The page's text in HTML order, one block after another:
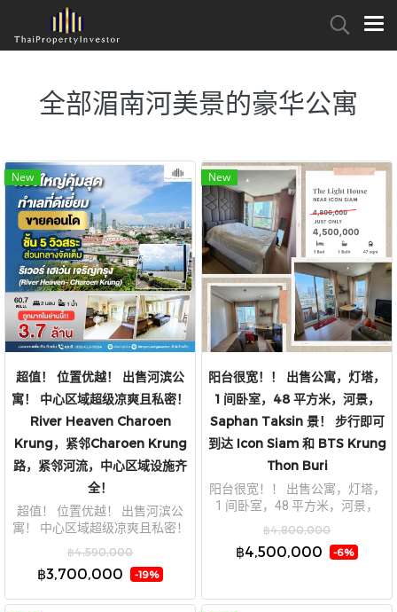
全部湄南河美景的豪华公寓
New
超值！ 位置优越！ 出售河滨公
寓！ 中心区域超级凉爽且私密！
River Heaven Charoen
Krung，紧邻Charoen Krung
路，紧邻河流，中心区域设施齐
全！
超值！ 位置优越！ 出售河滨公
寓！ 中心区域超级凉爽且私密！
紧邻Charoen Krung路，紧邻河
流，中心区域设施齐全！
฿4,590,000
฿3,700,000 -19%
New
阳台很宽！！ 出售公寓，灯塔，
1 间卧室，48 平方米，河景，
Saphan Taksin 景！ 步行即可
到达 Icon Siam 和 BTS Krung
Thon Buri
阳台很宽！！ 出售公寓，灯塔，
1 间卧室，48 平方米，河景，
达 Icon Siam 和 BTS Krung Thon
Buri
฿4,800,000
฿4,500,000 -6%